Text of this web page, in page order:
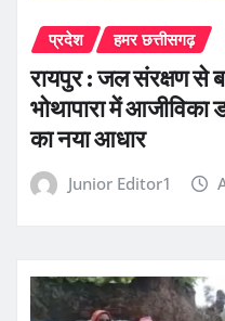
प्रदेश हमर छत्तीसगढ़
रायपुर : जल संरक्षण से
भोथापारा में आजीविका
का नया आधार
Junior Editor1